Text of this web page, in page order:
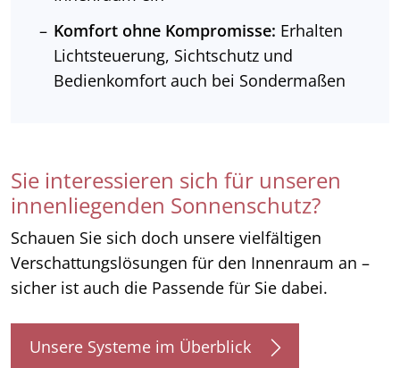
Komfort ohne Kompromisse: Erhalten
Lichtsteuerung, Sichtschutz und
Bedienkomfort auch bei Sondermaßen
Sie interessieren sich für unseren
innenliegenden Sonnenschutz?
Schauen Sie sich doch unsere vielfältigen
Verschattungslösungen für den Innenraum an –
sicher ist auch die Passende für Sie dabei.
Unsere Systeme im Überblick